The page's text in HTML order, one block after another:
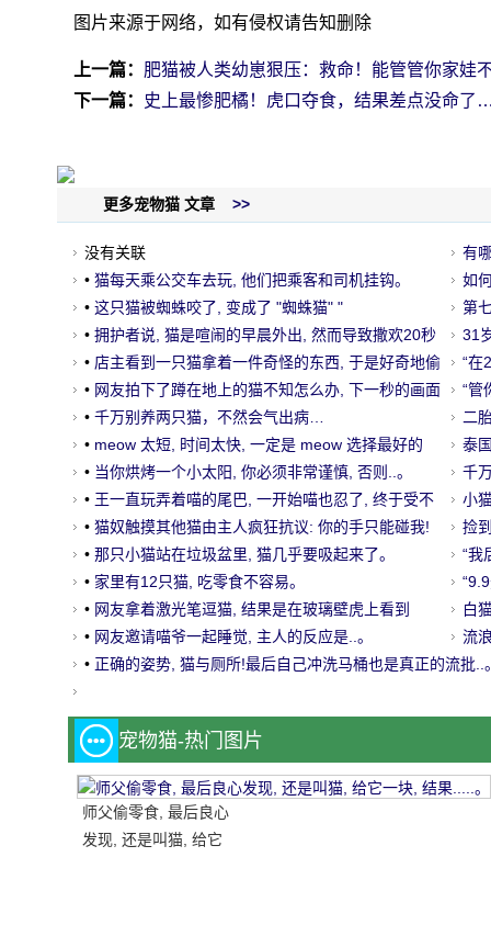
图片来源于网络，如有侵权请告知删除
上一篇： 肥猫被人类幼崽狠压：救命！能管管你家娃不
下一篇：
史上最惨肥橘！虎口夺食，结果差点没命
更多宠物猫 文章 >>
有
如
第
满
31
“在
了
“管
二
了…
泰
走
千
小
捡
了
“我
白
倒
流
笑
没有关联
• 猫每天乘公交车去玩, 他们把乘客和司机挂钩。
• 这只猫被蜘蛛咬了, 变成了 "蜘蛛猫" "
• 拥护者说, 猫是喧闹的早晨外出, 然而导致撒欢20秒
以后..。
• 店主看到一只猫拿着一件奇怪的东西, 于是好奇地偷
了之后, 被发现后..。
• 网友拍下了蹲在地上的猫不知怎么办, 下一秒的画面
让人们想点赞美.....。
• 千万别养两只猫，不然会气出病…
• meow 太短, 时间太快, 一定是 meow 选择最好的
啊..。
• 当你烘烤一个小太阳, 你必须非常谨慎, 否则..。
• 王一直玩弄着喵的尾巴, 一开始喵也忍了, 终于受不
了了.....。
• 猫奴触摸其他猫由主人疯狂抗议: 你的手只能碰我!
• 那只小猫站在垃圾盆里, 猫几乎要吸起来了。
• 家里有12只猫, 吃零食不容易。
• 网友拿着激光笔逗猫, 结果是在玻璃壁虎上看到
的.....。
• 网友邀请喵爷一起睡觉, 主人的反应是..。
• 正确的姿势, 猫与厕所!最后自己冲洗马桶也是真正的流批..。
宠物猫-热门图片
师父偷零食, 最后良心
发现, 还是叫猫, 给它